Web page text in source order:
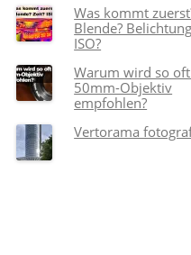
Was kommt
Blende?
ISO?
Warum wird so
50mm-Objektiv
empfohlen?
Vertorama